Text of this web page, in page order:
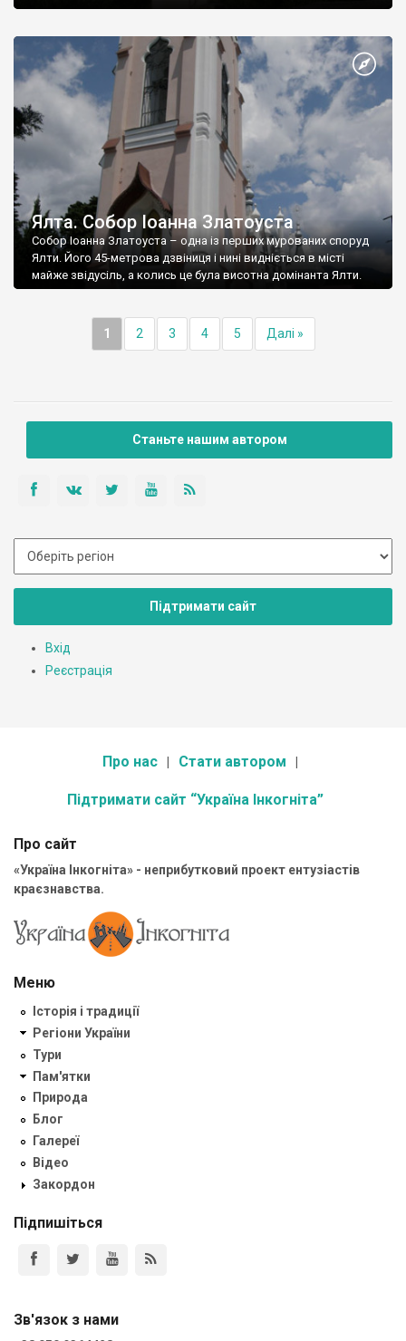
Ялта. Собор Іоанна Златоуста
Собор Іоанна Златоуста – одна із перших мурованих споруд
Ялти. Його 45-метрова дзвіниця і нині видніється в місті
майже звідусіль, а колись це була висотна домінанта Ялти.
1 2 3 4 5 Далі »
Станьте нашим автором
Підтримати сайт
Вхід
Реєстрація
Про нас Стати автором
Підтримати сайт “Україна Інкогніта”
Про сайт
«Україна Інкогніта» - неприбутковий проект ентузіастів
краєзнавства.
Меню
Історія і традиції
Регіони України
Тури
Пам'ятки
Природа
Блог
Галереї
Відео
Закордон
Підпишіться
Зв'язок з нами